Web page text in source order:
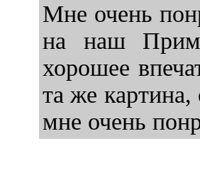
Мне очень
на наш
хорошее
та же
мне очень